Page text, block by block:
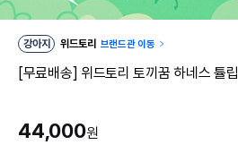
강아지 위드토리 브랜드관 이동
[무료배송] 위드토리 토끼꿈 하네스 튤립
44,000원